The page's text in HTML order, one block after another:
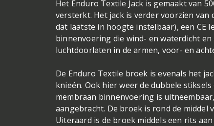
Het Enduro Textile Jack is gemaakt van
versterkt. Het jack is verder voorzien van
dat laatste in hoogte instelbaar), een CE
binnenvoering die wind- en waterdicht
luchtdoorlaten in de armen, voor- en
De Enduro Textile broek is evenals het
knieën. Ook hier weer de dubbele
membraan binnenvoering is
aangebracht. De broek is rond de
Uiteraard is de broek middels een rits